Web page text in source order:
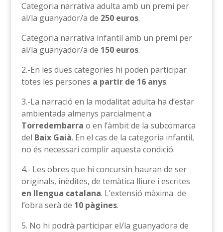
Categoria narrativa adulta amb un premi per
al/la guanyador/a de 250 euros.
Categoria narrativa infantil amb un premi per
al/la guanyador/a de 150 euros.
2.-En les dues categories hi poden participar
totes les persones a partir de 16 anys.
3.-La narració en la modalitat adulta ha d’estar
ambientada almenys parcialment a
Torredembarra o en l’àmbit de la subcomarca
del Baix Gaià. En el cas de la categoria infantil,
no és necessari complir aquesta condició.
4.- Les obres que hi concursin hauran de ser
originals, inèdites, de temàtica lliure i escrites
en llengua catalana. L’extensió màxima de
l’obra serà de 10 pàgines.
No hi podrà participar el/la guanyadora de